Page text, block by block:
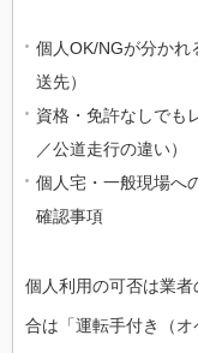
個人OK/NGが分かれ
送先）
資格・免許なしでも
／公道走行の違い）
個人宅・一般現場へ
確認事項
個人利用の可否は業
合は「運転手付き（